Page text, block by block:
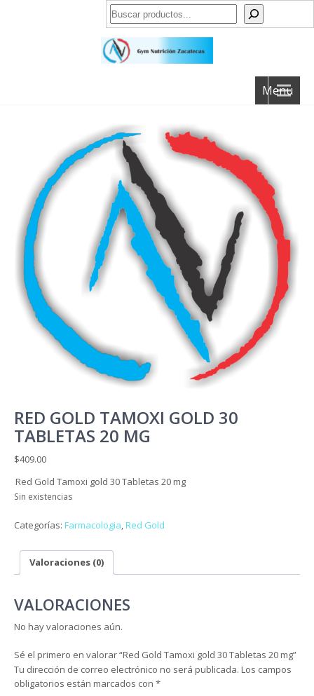
Buscar
Menu
RED GOLD TAMOXI GOLD 30
TABLETAS 20 MG
$409.00
Red Gold Tamoxi gold 30 Tabletas 20 mg
Sin existencias
Categorías: Farmacologia,Red Gold
Valoraciones (0)
VALORACIONES
No hay valoraciones aún.
Sé el primero en valorar “Red Gold Tamoxi gold 30 Tabletas 20 mg”
Tu dirección de correo electrónico no será publicada. Los campos
obligatorios están marcados con *